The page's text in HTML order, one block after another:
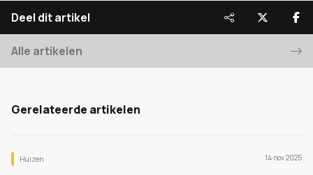
Deel dit artikel
Alle artikelen
Gerelateerde artikelen
Huizen 14 nov 2025